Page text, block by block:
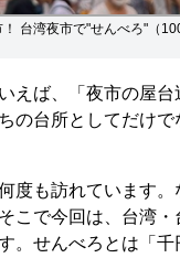
台湾夜市で"せんべろ"（
えば、「夜市の屋台
の台所としてだけ
度も訪れています。
こで今回は、台湾
。せんべろとは「